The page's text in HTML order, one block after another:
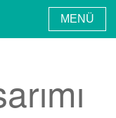
MENÜ